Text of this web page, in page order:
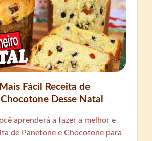
Fácil Receita de
Desse Natal
aprenderá a fazer a melhor e
de Panetone e Chocotone para